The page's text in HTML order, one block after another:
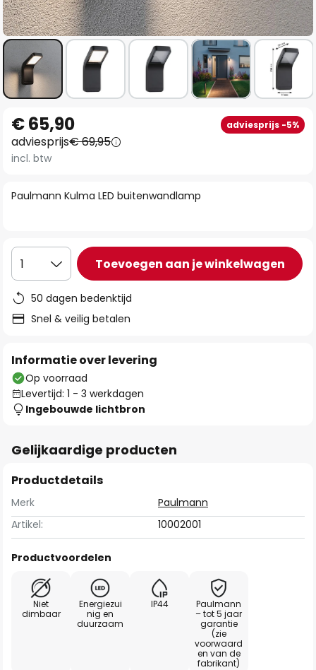
naar
het
begin
de
Paulmann Kulma LED buitenwandlamp
€ 65,90 adviesprijs -5%
adviesprijs€ 69,95
incl. btw
1 Toevoegen aan je winkelwagen
50 dagen bedenktijd
Snel & veilig betalen
Informatie over levering
Op voorraad
Levertijd: 1 - 3 werkdagen
Ingebouwde lichtbron
Gelijkaardige producten
Productdetails
Merk
Paulmann
Artikel:
10002001
Productvoordelen
Niet
dimbaar
Energiezui
nig en
duurzaam
IP44
Paulmann
– tot 5 jaar
garantie
(zie
voorwaard
en van de
fabrikant)